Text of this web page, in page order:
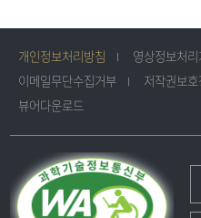
개인정보처리방침
영상정보처
이메일무단수집거부
저작권보
뷰어다운로드